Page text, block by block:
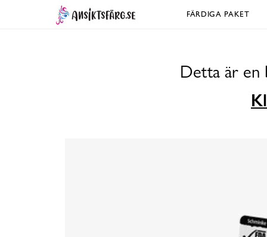
FÄRDIGA PAKET
Detta är